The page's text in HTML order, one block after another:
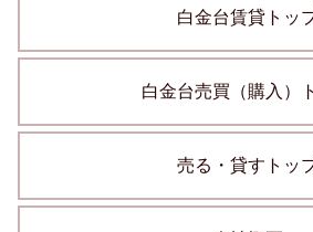
白金台賃貸トッ
白金台売買（購入）
売る・貸すトッ